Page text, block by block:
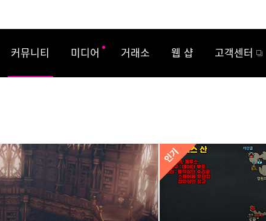
커뮤니티 미디어 거래소 웹 샵 고객센터